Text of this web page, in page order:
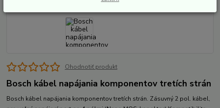
Ohodnotiť produkt
Bosch kábel napájania komponentov tretích strán
Bosch kábel napájania komponentov tretích strán. Zásuvný 2 pol. kábel,